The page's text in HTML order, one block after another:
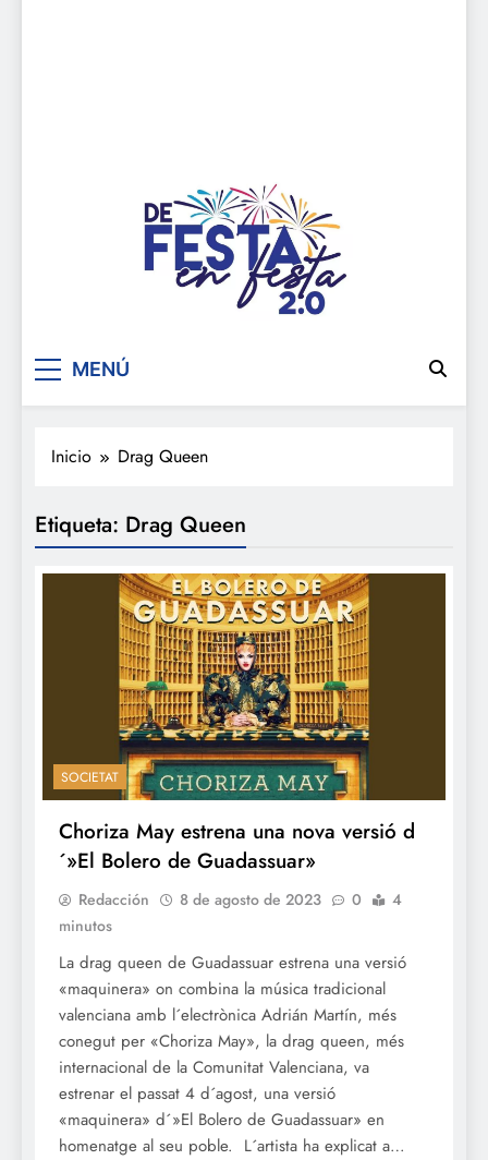
De festa en festa 2.0
MENÚ
Inicio Drag Queen
Etiqueta: Drag Queen
SOCIETAT
Choriza May estrena una nova versió d
´»El Bolero de Guadassuar»
Redacción 8 de agosto de 2023 0
4
minutos
La drag queen de Guadassuar estrena una versió
«maquinera» on combina la música tradicional
valenciana amb l´electrònica Adrián Martín, més
conegut per «Choriza May», la drag queen, més
internacional de la Comunitat Valenciana, va
estrenar el passat 4 d´agost, una versió
«maquinera» d´»El Bolero de Guadassuar» en
homenatge al seu poble. L´artista ha explicat a…